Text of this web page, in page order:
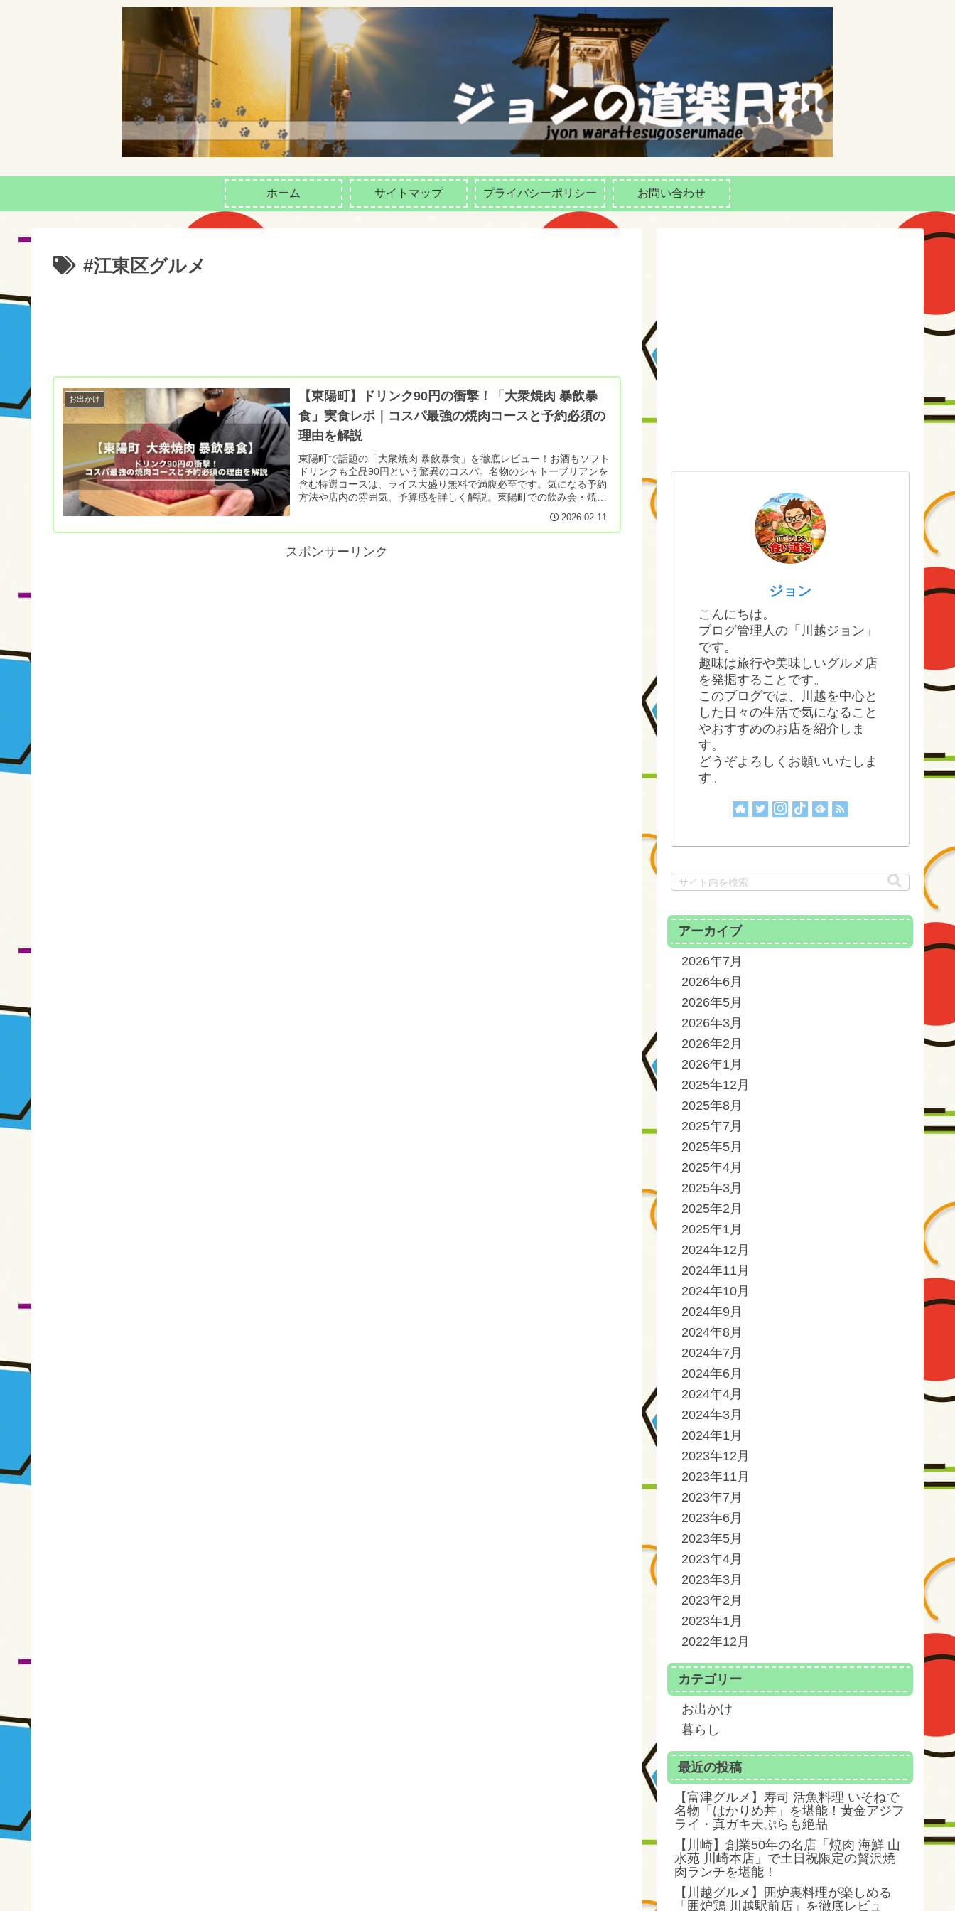
ホーム サイトマップ プライバシーポリシー お問い合わせ
#江東区グルメ
お出かけ
【東陽町】ドリンク90円の衝撃！「大衆焼肉 暴飲暴
食」実食レポ｜コスパ最強の焼肉コースと予約必須の
理由を解説
東陽町で話題の「大衆焼肉 暴飲暴食」を徹底レビュー！お酒もソフト
ドリンクも全品90円という驚異のコスパ。名物のシャトーブリアンを
含む特選コースは、ライス大盛り無料で満腹必至です。気になる予約
方法や店内の雰囲気、予算感を詳しく解説。東陽町での飲み会・焼肉
2026.02.11
スポンサーリンク
ジョン
こんにちは。
ブログ管理人の「川越ジョン」
です。
趣味は旅行や美味しいグルメ店
を発掘することです。
このブログでは、川越を中心と
した日々の生活で気になること
やおすすめのお店を紹介しま
す。
どうぞよろしくお願いいたしま
す。
アーカイブ
2026年7月
2026年6月
2026年5月
2026年3月
2026年2月
2026年1月
2025年12月
2025年8月
2025年7月
2025年5月
2025年4月
2025年3月
2025年2月
2025年1月
2024年12月
2024年11月
2024年10月
2024年9月
2024年8月
2024年7月
2024年6月
2024年4月
2024年3月
2024年1月
2023年12月
2023年11月
2023年7月
2023年6月
2023年5月
2023年4月
2023年3月
2023年2月
2023年1月
2022年12月
カテゴリー
お出かけ
暮らし
最近の投稿
【富津グルメ】寿司 活魚料理 いそねで
名物「はかりめ丼」を堪能！黄金アジフ
ライ・真ガキ天ぷらも絶品
【川崎】創業50年の名店「焼肉 海鮮 山
水苑 川崎本店」で土日祝限定の贅沢焼
肉ランチを堪能！
【川越グルメ】囲炉裏料理が楽しめる
「囲炉鶏 川越駅前店」を徹底レビュ